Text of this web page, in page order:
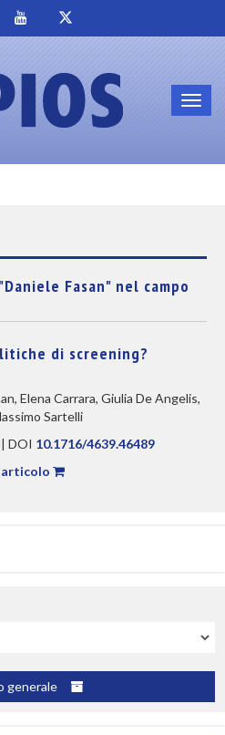
Fasan" nel campo
di screening?
Elena Carrara, Giulia De Angelis,
Sartelli
DOI 10.1716/4639.46489
articolo
generale